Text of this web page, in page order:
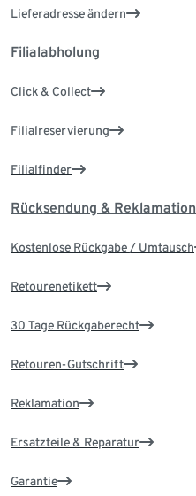
Lieferadresse ändern
Filialabholung
Click & Collect
Filialreservierung
Filialfinder
Rücksendung & Reklamation
Kostenlose Rückgabe / Umtausch
Retourenetikett
30 Tage Rückgaberecht
Retouren-Gutschrift
Reklamation
Ersatzteile & Reparatur
Garantie